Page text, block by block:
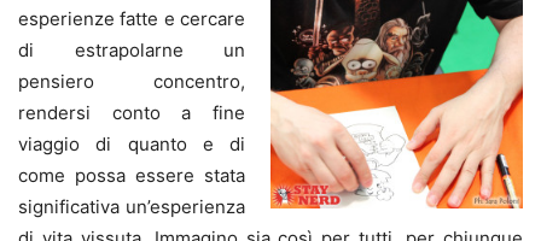
esperienze fatte e cercare
di estrapolarne un
pensiero concentro,
rendersi conto a fine
viaggio di quanto e di
come possa essere stata
significativa un’esperienza